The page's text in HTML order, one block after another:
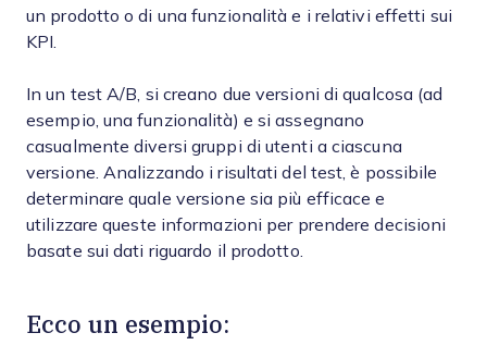
un prodotto o di una funzionalità e i relativi effetti sui
KPI.
In un test A/B, si creano due versioni di qualcosa (ad
esempio, una funzionalità) e si assegnano
casualmente diversi gruppi di utenti a ciascuna
versione. Analizzando i risultati del test, è possibile
determinare quale versione sia più efficace e
utilizzare queste informazioni per prendere decisioni
basate sui dati riguardo il prodotto.
Ecco un esempio: